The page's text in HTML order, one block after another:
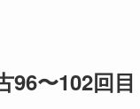
96〜102回目